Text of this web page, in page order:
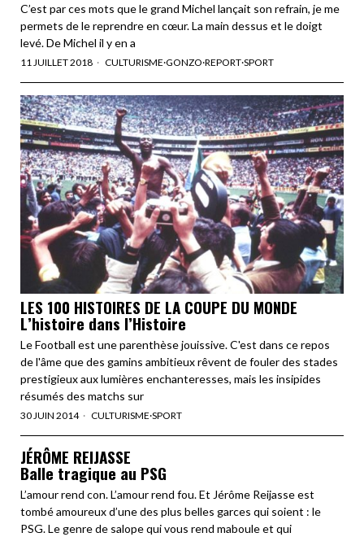
C’est par ces mots que le grand Michel lançait son refrain, je me
permets de le reprendre en cœur. La main dessus et le doigt
levé. De Michel il y en a
11 JUILLET 2018 CULTURISME·GONZO·REPORT·SPORT
LES 100 HISTOIRES DE LA COUPE DU MONDE
L’histoire dans l’Histoire
Le Football est une parenthèse jouissive. C'est dans ce repos
de l'âme que des gamins ambitieux rêvent de fouler des stades
prestigieux aux lumières enchanteresses, mais les insipides
résumés des matchs sur
30 JUIN 2014 CULTURISME·SPORT
JÉRÔME REIJASSE
Balle tragique au PSG
L’amour rend con. L’amour rend fou. Et Jérôme Reijasse est
tombé amoureux d’une des plus belles garces qui soient : le
PSG. Le genre de salope qui vous rend maboule et qui